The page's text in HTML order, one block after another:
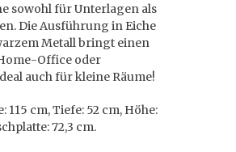
sowohl für Unterlagen als
Die Ausführung in Eiche
Metall bringt einen
Office oder
auch für kleine Räume!
115 cm, Tiefe: 52 cm, Höhe:
72,3 cm.